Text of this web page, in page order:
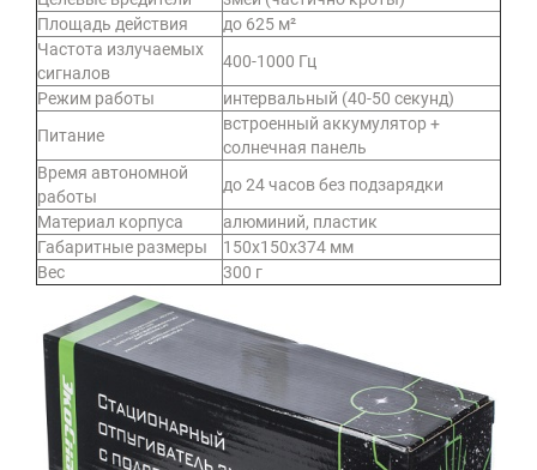
Площадь действия
до 625 м²
Частота излучаемых
сигналов
400-1000 Гц
Режим работы
интервальный (40-50 секунд)
Питание
встроенный аккумулятор +
солнечная панель
Время автономной
работы
до 24 часов без подзарядки
Материал корпуса
алюминий, пластик
Габаритные размеры
150х150х374 мм
Вес
300 г